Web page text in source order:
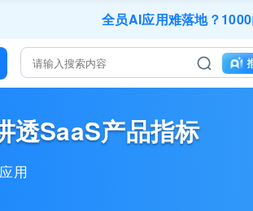
全员AI应用难落地？
培训人只给员工找学习资源，
出海业务到底要落地
企业正处于快速成长期，但员工
AI职场发展实
🔥精选10门AI王
三节课X
透SaaS产品指标
用